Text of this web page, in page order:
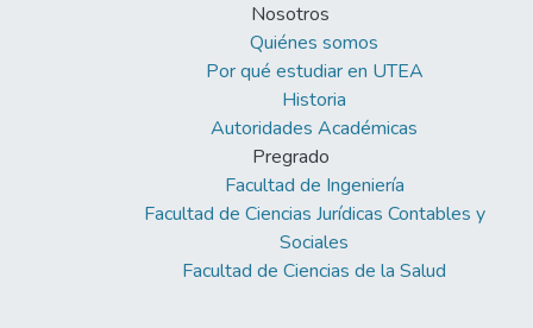
Nosotros
Quiénes somos
Por qué estudiar en UTEA
Historia
Autoridades Académicas
Pregrado
Facultad de Ingeniería
Facultad de Ciencias Jurídicas Contables y
Sociales
Facultad de Ciencias de la Salud